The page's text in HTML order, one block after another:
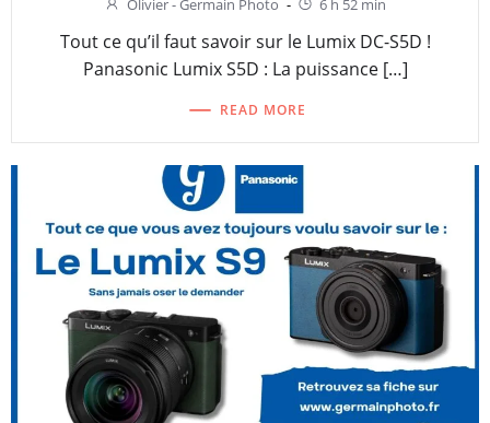
Olivier - Germain Photo - 6 h 52 min
Tout ce qu’il faut savoir sur le Lumix DC-S5D !
Panasonic Lumix S5D : La puissance […]
READ MORE